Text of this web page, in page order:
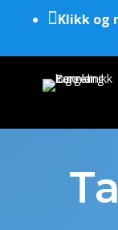
Klikk og